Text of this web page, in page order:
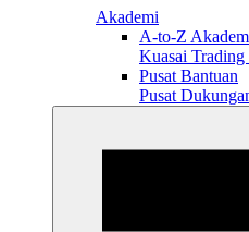
Akademi
A-to-Z
Kuasai
Pusat Bantuan
Pusat